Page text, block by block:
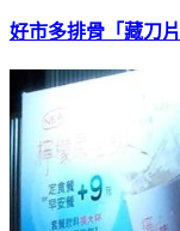
好市多排骨「藏刀